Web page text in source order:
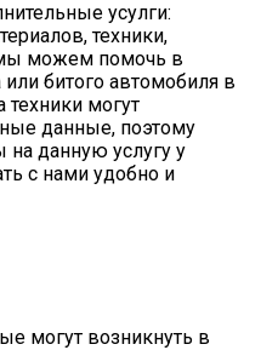
усулги:
техники,
можем помочь в
битого автомобиля в
техники могут
данные, поэтому
данную услугу у
с нами удобно и
могут возникнуть в